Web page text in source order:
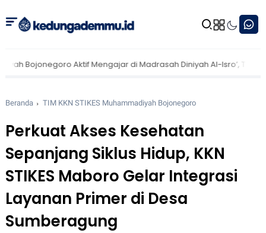
Aktif Mengajar di Madrasah Diniyah Al-Isro’, Tingkatkan
Beranda TIM KKN STIKES Muhammadiyah Bojonegoro
Perkuat Akses Kesehatan
Sepanjang Siklus Hidup, KKN
STIKES Maboro Gelar Integrasi
Layanan Primer di Desa
Sumberagung